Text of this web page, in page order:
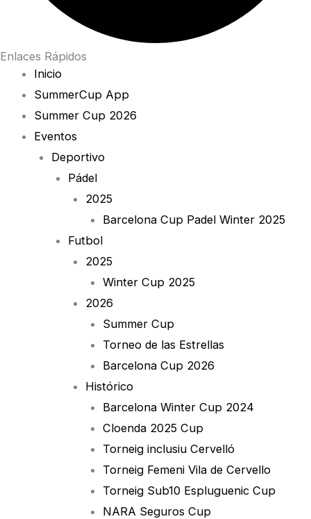
Enlaces Rápidos
Inicio
SummerCup App
Summer Cup 2026
Eventos
Deportivo
Pádel
2025
Barcelona Cup Padel Winter 2025
Futbol
2025
Winter Cup 2025
2026
Summer Cup
Torneo de las Estrellas
Barcelona Cup 2026
Histórico
Barcelona Winter Cup 2024
Cloenda 2025 Cup
Torneig inclusiu Cervelló
Torneig Femeni Vila de Cervello
Torneig Sub10 Espluguenic Cup
NARA Seguros Cup